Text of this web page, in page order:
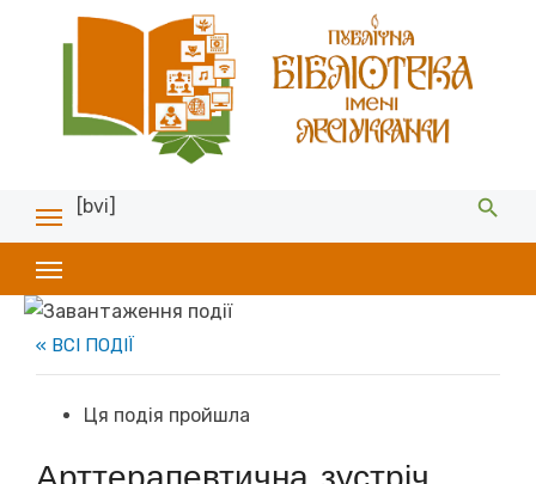
[bvi]
« ВСІ ПОДІЇ
Ця подія пройшла